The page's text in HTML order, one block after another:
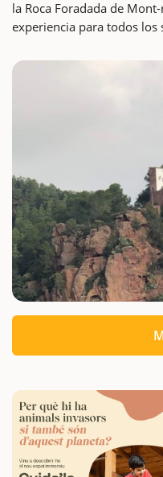
la Roca Foradada de
experiencia para todos los